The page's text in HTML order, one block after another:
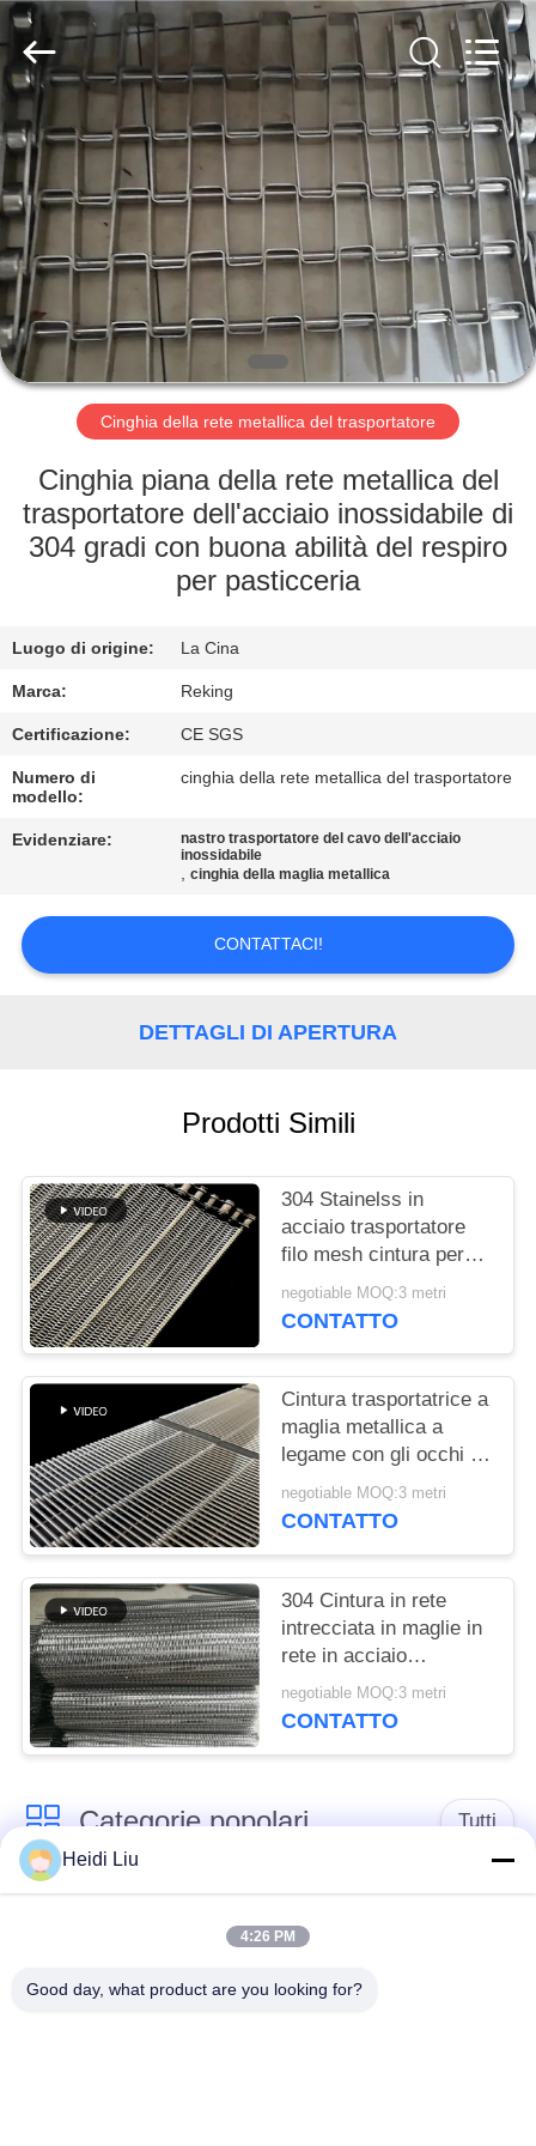
CASA
PRODOTTI
CIRCA
NOI
GIRO
DELLA
FABBRICA
CONTROLLO
CONTATTICI
NOTIZIE
RICHIEDA
CITAZIONE
POLICY
2026
Hebei
Wire
Mesh
Co.,Ltd.
Reserved.
Cinghia della rete metallica del trasportatore
Cinghia piana della rete metallica del
trasportatore dell'acciaio inossidabile di
304 gradi con buona abilità del respiro
per pasticceria
Luogo di origine: La Cina
Marca: Reking
Certificazione: CE SGS
Numero di
modello:
cinghia della rete metallica del trasportatore
Evidenziare:
nastro trasportatore del cavo dell'acciaio
inossidabile
,cinghia della maglia metallica
CONTATTACI!
DETTAGLI DI APERTURA
Prodotti Simili
304 Stainelss in
acciaio trasportatore
filo mesh cintura per
lavatrice vegetale
negotiable MOQ:3 metri
CONTATTO
Cintura trasportatrice a
maglia metallica a
legame con gli occhi di
qualità alimentare
negotiable MOQ:3 metri
CONTATTO
304 Cintura in rete
intrecciata in maglie in
rete in acciaio
inossidabile
negotiable MOQ:3 metri
CONTATTO
Categorie popolari Tutti
cinghia della rete
della maglia
Heidi Liu
4:26 PM
Good day, what product are you looking for?